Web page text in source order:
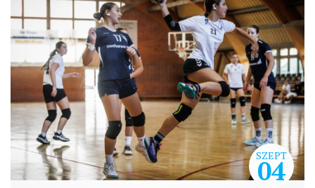
SZEPT
04